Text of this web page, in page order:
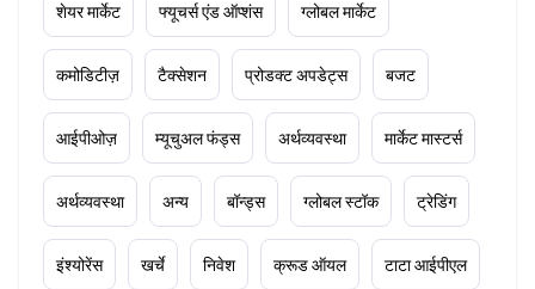
शेयर मार्केट फ्यूचर्स एंड ऑप्शंस ग्लोबल मार्केट
कमोडिटीज़ टैक्सेशन प्रोडक्ट अपडेट्स बजट
आईपीओज़ म्यूचुअल फंड्स अर्थव्यवस्था मार्केट मास्टर्स
अर्थव्यवस्था अन्य बॉन्ड्स ग्लोबल स्टॉक ट्रेडिंग
इंश्योरेंस खर्चे निवेश क्रूड ऑयल टाटा आईपीएल